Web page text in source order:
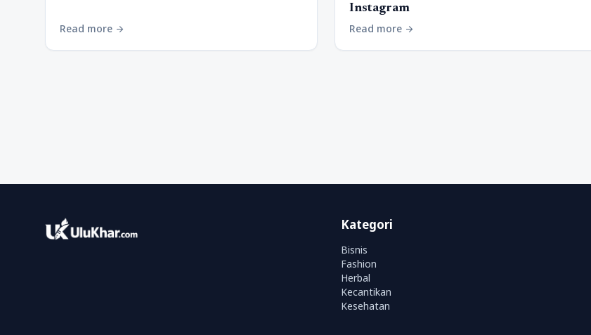
Read more arrow_forward
Instagram
Read more arrow_forward
Kategori
Bisnis
Fashion
Herbal
Kecantikan
Kesehatan